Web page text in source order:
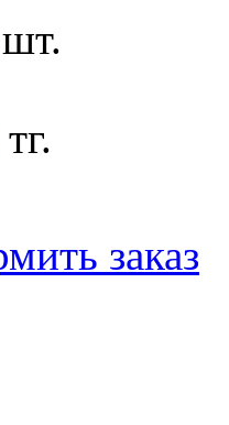
шт.
тг.
заказ